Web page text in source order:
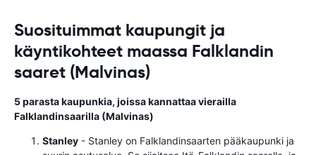
Suosituimmat kaupungit ja
käyntikohteet maassa Falklandin
saaret (Malvinas)
5 parasta kaupunkia, joissa kannattaa vierailla
Falklandinsaarilla (Malvinas)
Stanley - Stanley on Falklandinsaarten pääkaupunki ja